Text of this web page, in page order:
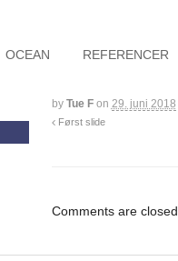
OCEAN REFERENCER
by Tue F on 29. juni 2018
Først slide
Comments are closed.